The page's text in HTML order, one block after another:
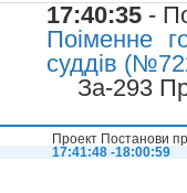
17:40:35 -
Поіменне
суддів
За-293
Проект Постанови
17:41:48 -18:00:59